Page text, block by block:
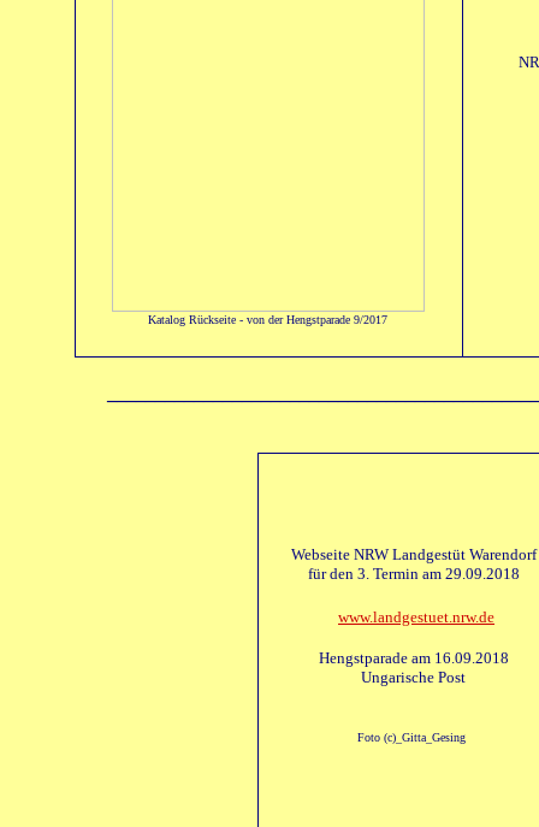
Katalog Rückseite - von der Hengstparade 9/2017
Webseite NRW Landgestüt Warendorf
für den 3. Termin am 29.09.2018
www.landgestuet.nrw.de
Hengstparade am 16.09.2018
Ungarische Post
Foto (c)_Gitta_Gesing